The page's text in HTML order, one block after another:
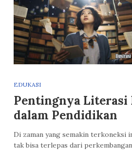
EDUKASI
Pentingnya Literasi
dalam Pendidikan
Di zaman yang semakin terkoneksi
tak bisa terlepas dari